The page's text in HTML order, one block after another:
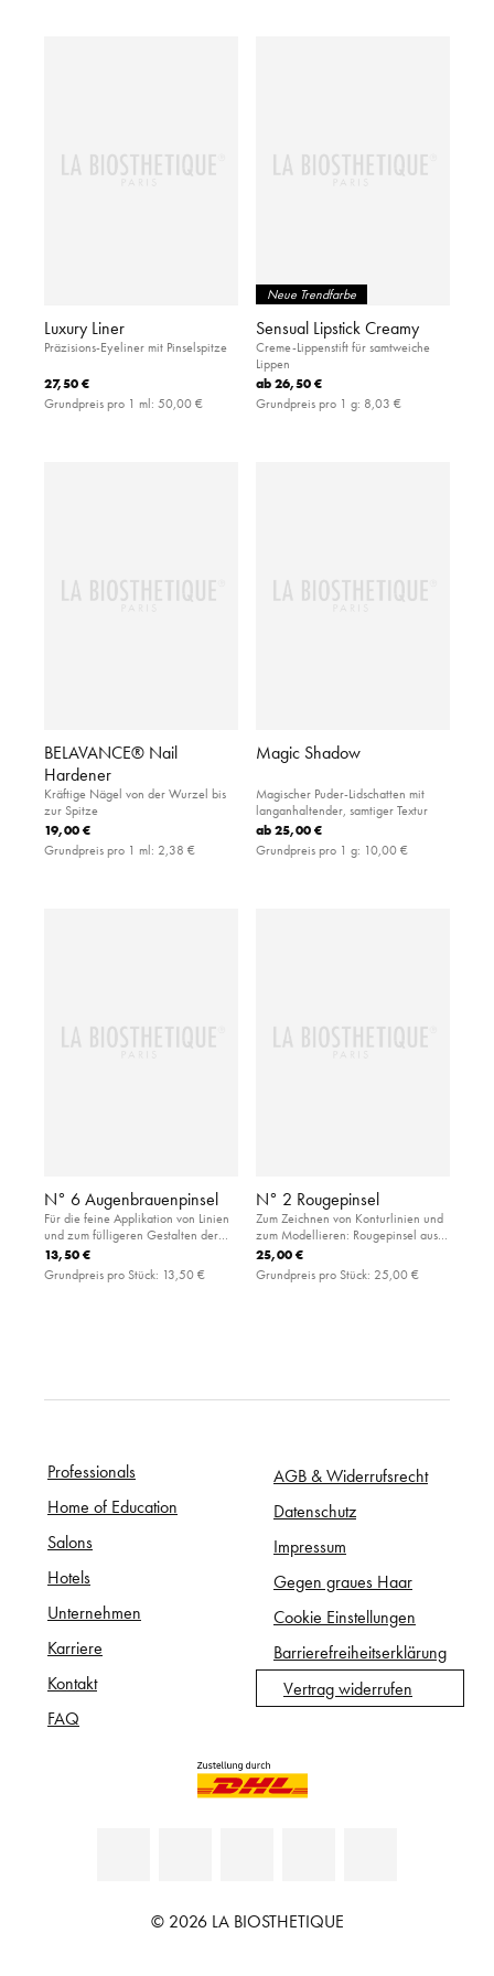
Luxury Liner
Präzisions-Eyeliner mit Pinselspitze
27,50 €
Grundpreis pro 1 ml: 50,00 €
Neue Trendfarbe
Sensual Lipstick Creamy
Creme-Lippenstift für samtweiche
Lippen
ab26,50 €
Grundpreis pro 1 g: 8,03 €
BELAVANCE® Nail
Hardener
Kräftige Nägel von der Wurzel bis
zur Spitze
19,00 €
Grundpreis pro 1 ml: 2,38 €
Magic Shadow
Magischer Puder-Lidschatten mit
langanhaltender, samtiger Textur
ab25,00 €
Grundpreis pro 1 g: 10,00 €
N° 6 Augenbrauenpinsel
Für die feine Applikation von Linien
und zum fülligeren Gestalten der
Augenbrauen: angeschrägter Pinsel
aus weicher Synthetikfaser
13,50 €
Grundpreis pro Stück: 13,50 €
N° 2 Rougepinsel
Zum Zeichnen von Konturlinien und
zum Modellieren: Rougepinsel aus
feinem Kunsthaar. Ermöglicht ein
gleichmäßiges Ergebnis in der
gewünschten Farbintensität.
25,00 €
Grundpreis pro Stück: 25,00 €
Professionals
Home of Education
Salons
Hotels
Unternehmen
Karriere
Kontakt
FAQ
AGB & Widerrufsrecht
Datenschutz
Impressum
Gegen graues Haar
Cookie Einstellungen
Barrierefreiheitserklärung
Vertrag widerrufen
© 2026 LA BIOSTHETIQUE